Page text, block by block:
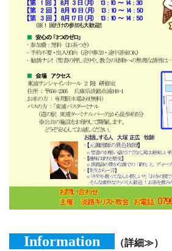
Information （詳細≫）